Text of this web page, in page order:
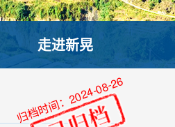
走进新晃
归档时间：2024-08-26